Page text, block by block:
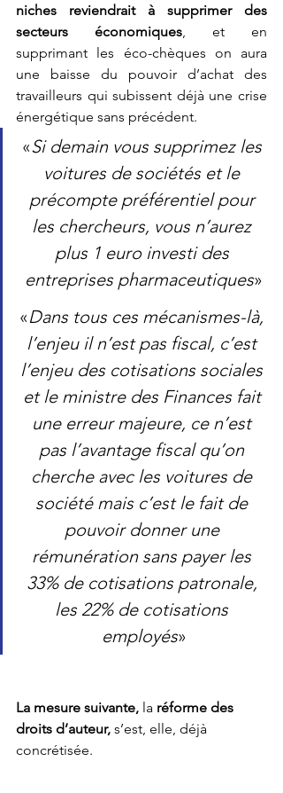
niches reviendrait à supprimer des
secteurs économiques , et en
supprimant les éco-chèques on aura
une baisse du pouvoir d’achat des
travailleurs qui subissent déjà une crise
énergétique sans précédent.
«Si demain vous supprimez les
voitures de sociétés et le
précompte préférentiel pour
les chercheurs, vous n’aurez
plus 1 euro investi des
entreprises pharmaceutiques»
«Dans tous ces mécanismes-là,
l’enjeu il n’est pas fiscal, c’est
l’enjeu des cotisations sociales
et le ministre des Finances fait
une erreur majeure, ce n’est
pas l’avantage fiscal qu’on
cherche avec les voitures de
société mais c’est le fait de
pouvoir donner une
rémunération sans payer les
33% de cotisations patronale,
les 22% de cotisations
employés»
La mesure suivante, la réforme des
droits d’auteur, s’est, elle, déjà
concrétisée.